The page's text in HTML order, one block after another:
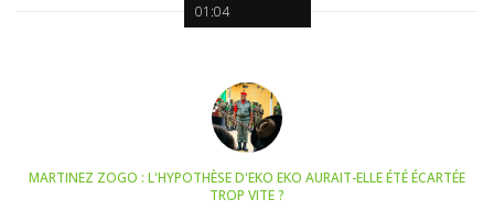
01:04
MARTINEZ ZOGO : L'HYPOTHÈSE D'EKO EKO AURAIT-ELLE ÉTÉ ÉCARTÉE
TROP VITE ?